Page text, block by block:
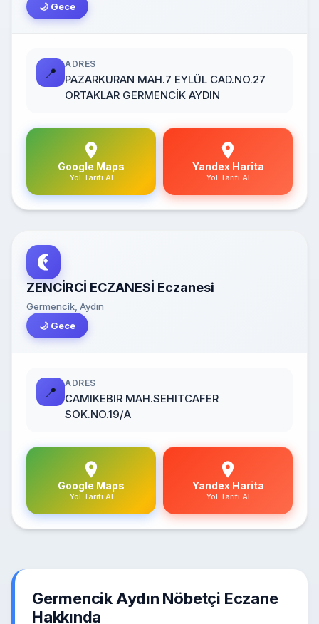
🌙 Gece
📍
ADRES
PAZARKURAN MAH.7 EYLÜL CAD.NO.27
ORTAKLAR GERMENCİK AYDIN
Google Maps
Yol Tarifi Al
Yandex Harita
Yol Tarifi Al
ZENCİRCİ ECZANESİ Eczanesi
Germencik, Aydın
🌙 Gece
📍
ADRES
CAMIKEBIR MAH.SEHITCAFER
SOK.NO.19/A
Google Maps
Yol Tarifi Al
Yandex Harita
Yol Tarifi Al
Germencik Aydın Nöbetçi Eczane
Hakkında